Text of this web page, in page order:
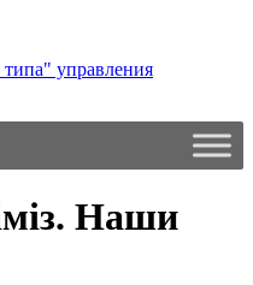
управления
Наши